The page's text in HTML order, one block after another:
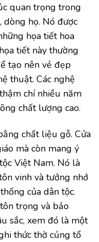
quan trọng trong
dòng họ. Nó được
họa tiết hoa
tiết này thường
tạo nên vẻ đẹp
thuật. Các nghệ
chí nhiều năm
chất lượng cao.
chất liệu gỗ. Cửa
mà còn mang ý
Việt Nam. Nó là
vinh và tưởng nhớ
của dân tộc.
trọng và bảo
sắc, xem đó là một
thức thờ cúng tổ